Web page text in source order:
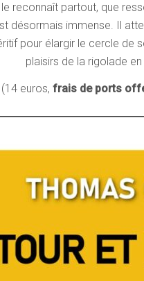
reconnaît partout, que
désormais immense. Il
pour élargir le cercle de
plaisirs de la rigolade
euros, frais de ports